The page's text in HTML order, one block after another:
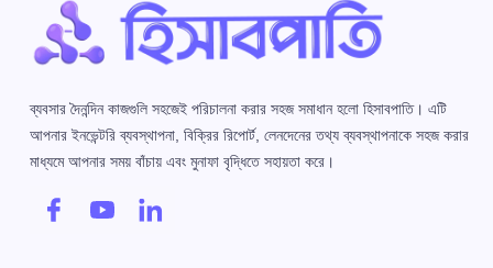
ব্যবসার দৈনন্দিন কাজগুলি সহজেই পরিচালনা করার সহজ সমাধান হলো হিসাবপাতি। এটি
আপনার ইনভেন্টরি ব্যবস্থাপনা, বিক্রির রিপোর্ট, লেনদেনের তথ্য ব্যবস্থাপনাকে সহজ করার
মাধ্যমে আপনার সময় বাঁচায় এবং মুনাফা বৃদ্ধিতে সহায়তা করে।